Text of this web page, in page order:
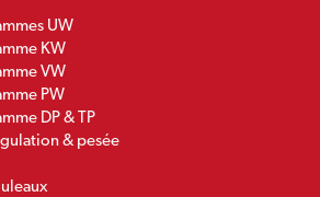
UW
KW
VW
PW
DP & TP
& pesée